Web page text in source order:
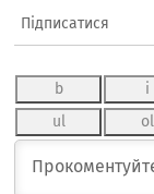
Підписатися